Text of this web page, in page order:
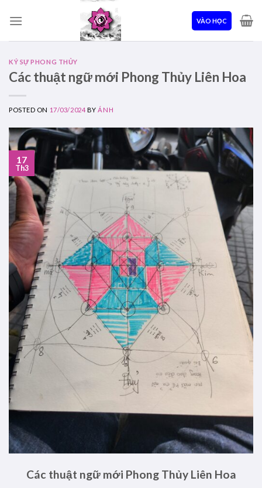
VÀO HỌC
KÝ SỰ PHONG THỦY
Các thuật ngữ mới Phong Thủy Liên Hoa
POSTED ON 17/03/2024 BY ÁNH
17
Th3
Các thuật ngữ mới Phong Thủy Liên Hoa